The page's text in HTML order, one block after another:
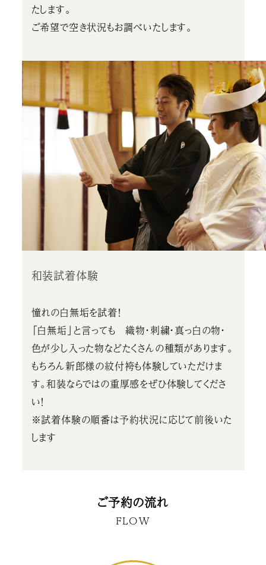
たします。
ご希望で空き状況もお調べいたします。
和装試着体験
憧れの白無垢を試着！
「白無垢」と言っても 織物・刺繍・真っ白の物・
色が少し入った物などたくさんの種類があります。
もちろん新郎様の紋付袴も体験していただけま
す。和装ならではの重厚感をぜひ体験してくださ
い！
※試着体験の順番は予約状況に応じて前後いた
します
ご予約の流れ
FLOW